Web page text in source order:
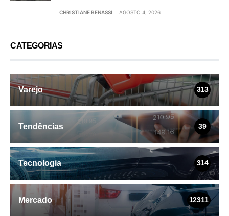
CHRISTIANE BENASSI AGOSTO 4, 2026
CATEGORIAS
Varejo 313
Tendências 39
Tecnologia 314
Mercado 12311